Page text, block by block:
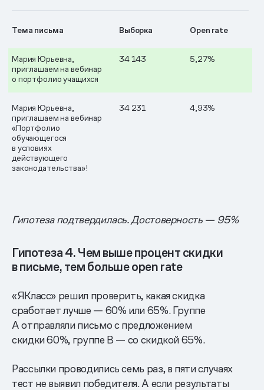
Тема письма Выборка Open rate
Мария Юрьевна,
приглашаем на вебинар
о портфолио учащихся
34 143 5,27%
Мария Юрьевна,
приглашаем на вебинар
«Портфолио
обучающегося
в условиях
действующего
законодательства»!
34 231 4,93%
Гипотеза подтвердилась. Достоверность — 95%
Гипотеза 4. Чем выше процент скидки
в письме, тем больше open rate
«ЯКласс» решил проверить, какая скидка
сработает лучше — 60% или 65%. Группе
А отправляли письмо с предложением
скидки 60%, группе B — со скидкой 65%.
Рассылки проводились семь раз, в пяти случаях
тест не выявил победителя. А если результаты